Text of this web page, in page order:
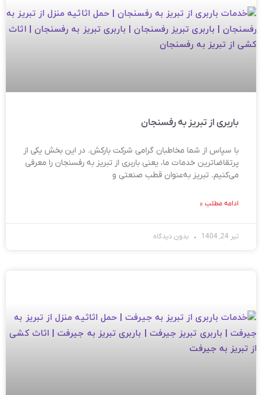
باربری از تبریز به رفسنجان
با سپاس از شما مخاطبان گرامی شرکت بارکش. در این بخش یکی از
پرتقاضاترین خدمات ما، یعنی باربری از تبریز به رفسنجان را معرفی
می‌کنیم. تبریز به‌عنوان قطب صنعتی و
ادامه مطلب »
تیر 24, 1404 بدون دیدگاه